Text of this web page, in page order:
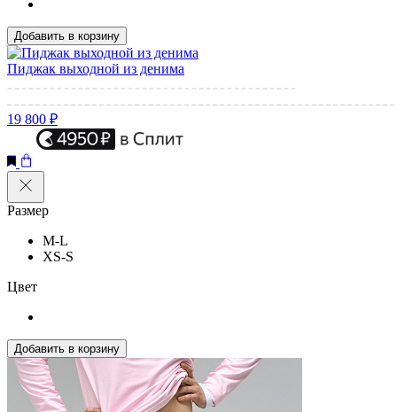
Добавить в корзину
Пиджак выходной из денима
19 800 ₽
Размер
M-L
XS-S
Цвет
Добавить в корзину